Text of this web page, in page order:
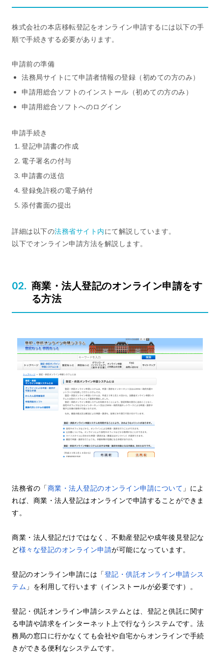
株式会社の本店移転登記をオンライン申請するには以下の手
順で手続きする必要があります。
申請前の準備
法務局サイトにて申請者情報の登録（初めての方のみ）
申請用総合ソフトのインストール（初めての方のみ）
申請用総合ソフトへのログイン
申請手続き
登記申請書の作成
電子署名の付与
申請書の送信
登録免許税の電子納付
添付書面の提出
詳細は以下の法務省サイト内にて解説しています。
以下でオンライン申請方法を解説します。
商業・法人登記のオンライン申請をす
る方法
法務省の「商業・法人登記のオンライン申請について 」によ
れば、商業・法人登記はオンラインで申請することができま
す。
商業・法人登記だけではなく、不動産登記や成年後見登記な
ど様々な登記のオンライン申請が可能になっています。
登記のオンライン申請には「登記・供託オンライン申請シス
テム 」を利用して行います（インストールが必要です）。
登記・供託オンライン申請システムとは、登記と供託に関す
る申請や請求をインターネット上で行なうシステムです。法
務局の窓口に行かなくても会社や自宅からオンラインで手続
きができる便利なシステムです。